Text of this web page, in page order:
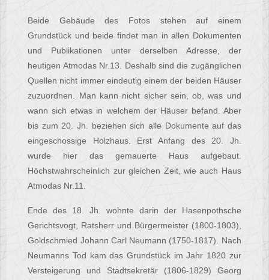
Beide Gebäude des Fotos stehen auf einem
Grundstück und beide findet man in allen Dokumenten
und Publikationen unter derselben Adresse, der
heutigen Atmodas Nr.13. Deshalb sind die zugänglichen
Quellen nicht immer eindeutig einem der beiden Häuser
zuzuordnen. Man kann nicht sicher sein, ob, was und
wann sich etwas in welchem der Häuser befand. Aber
bis zum 20. Jh. beziehen sich alle Dokumente auf das
eingeschossige Holzhaus. Erst Anfang des 20. Jh.
wurde hier das gemauerte Haus aufgebaut.
Höchstwahrscheinlich zur gleichen Zeit, wie auch Haus
Atmodas Nr.11.
Ende des 18. Jh. wohnte darin der Hasenpothsche
Gerichtsvogt, Ratsherr und Bürgermeister (1800-1803),
Goldschmied Johann Carl Neumann (1750-1817). Nach
Neumanns Tod kam das Grundstück im Jahr 1820 zur
Versteigerung und Stadtsekretär (1806-1829) Georg